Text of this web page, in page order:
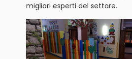
migliori esperti del settore.